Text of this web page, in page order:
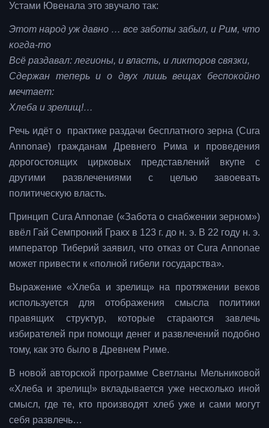
Устами Ювенала это звучало так:
Этот народ уж давно … все заботы забыл, и Рим, что
когда-то
Всё раздавал: легионы, и власть, и ликторов связки,
Сдержан теперь и о двух лишь вещах беспокойно
мечтает:
Хлеба и зрелищ!…
Речь идёт о практике раздачи бесплатного зерна (Cura
Annonae) гражданам Древнего Рима и проведения
дорогостоящих цирковых представлений вкупе с
другими развлечениями с целью завоевать
политическую власть.
Принцип Cura Annonae («Забота о снабжении зерном»)
ввёл Гай Семпроний Гракх в 123 г. до н. э. В 22 году н. э.
император Тиберий заявил, что отказ от Cura Annonae
может привести к «полной гибели государства».
Выражение «Хлеба и зрелищ» на протяжении веков
используется для отображения смысла политики
правящих структур, которые стараются завлечь
избирателей при помощи денег и развлечений подобно
тому, как это было в Древнем Риме.
В новой авторской программе Светланы Мельниковой
«Хлеба и зрелищ!» вкладывается уже несколько иной
смысл, где те, кто производят хлеб уже и сами могут
себя развлечь…